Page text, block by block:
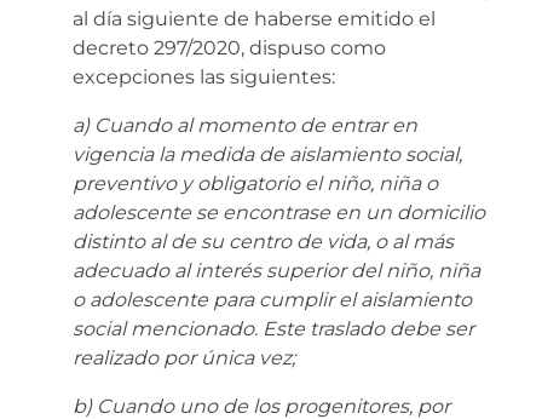
al día siguiente de haberse emitido el
decreto 297/2020, dispuso como
excepciones las siguientes:
a) Cuando al momento de entrar en
vigencia la medida de aislamiento social,
preventivo y obligatorio el niño, niña o
adolescente se encontrase en un domicilio
distinto al de su centro de vida, o al más
adecuado al interés superior del niño, niña
o adolescente para cumplir el aislamiento
social mencionado. Este traslado debe ser
realizado por única vez;
b) Cuando uno de los progenitores, por